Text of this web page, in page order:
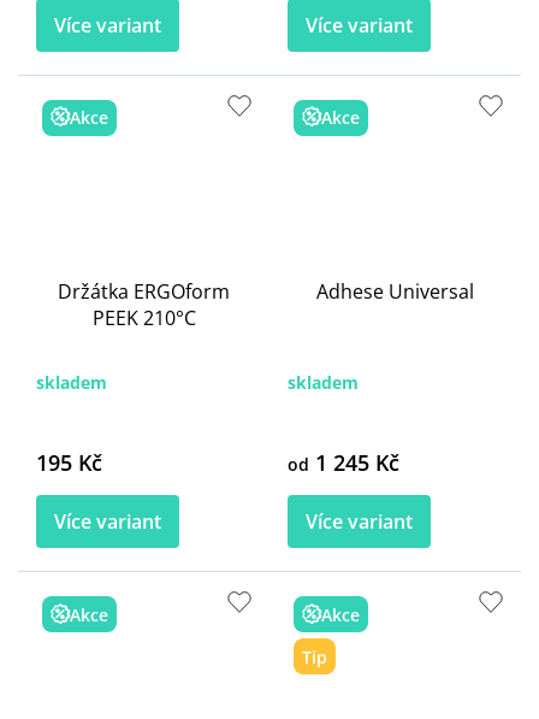
Více variant Více variant
Akce
Držátka ERGOform
PEEK 210°C
skladem
195 Kč
Více variant
Akce
Adhese Universal
skladem
od 1 245 Kč
Více variant
Akce
Akce
Tip